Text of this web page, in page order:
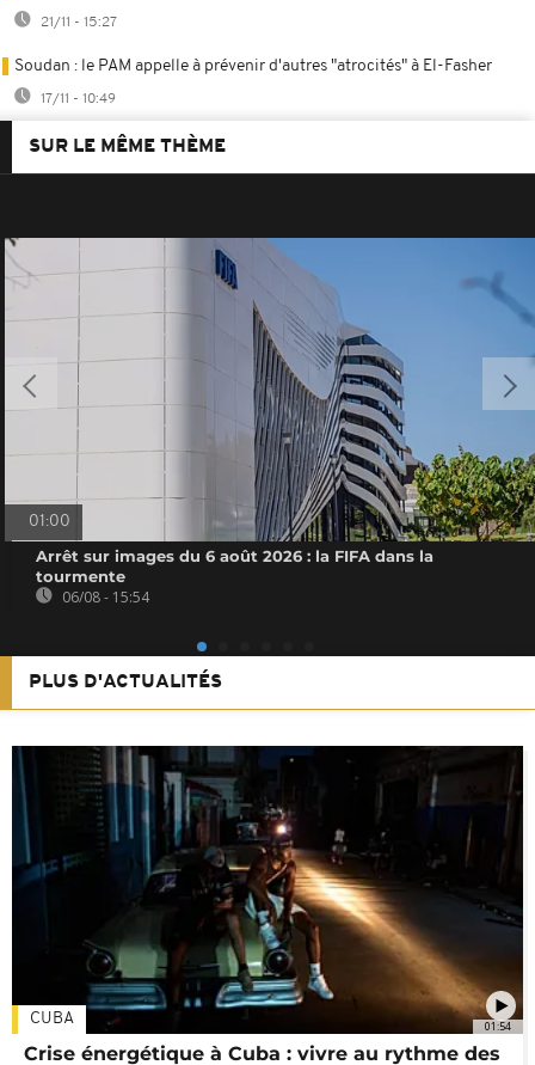
21/11 - 15:27
Soudan : le PAM appelle à prévenir d'autres "atrocités" à El-Fasher
17/11 - 10:49
SUR LE MÊME THÈME
01:00
Arrêt sur images du 6 août 2026 : la FIFA dans la
tourmente
06/08 - 15:54
PLUS D'ACTUALITÉS
01:54
CUBA
Crise énergétique à Cuba : vivre au rythme des